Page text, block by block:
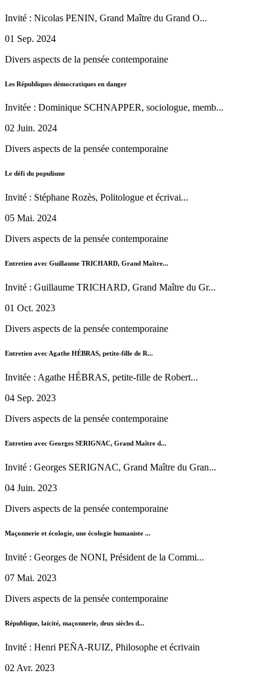
Invité : Nicolas PENIN, Grand Maître du Grand O...
01 Sep. 2024
Divers aspects de la pensée contemporaine
Les Républiques démocratiques en danger
Invitée : Dominique SCHNAPPER, sociologue, memb...
02 Juin. 2024
Divers aspects de la pensée contemporaine
Le défi du populisme
Invité : Stéphane Rozès, Politologue et écrivai...
05 Mai. 2024
Divers aspects de la pensée contemporaine
Entretien avec Guillaume TRICHARD, Grand Maître...
Invité : Guillaume TRICHARD, Grand Maître du Gr...
01 Oct. 2023
Divers aspects de la pensée contemporaine
Entretien avec Agathe HÉBRAS, petite-fille de R...
Invitée : Agathe HÉBRAS, petite-fille de Robert...
04 Sep. 2023
Divers aspects de la pensée contemporaine
Entretien avec Georges SERIGNAC, Grand Maître d...
Invité : Georges SERIGNAC, Grand Maître du Gran...
04 Juin. 2023
Divers aspects de la pensée contemporaine
Maçonnerie et écologie, une écologie humaniste ...
Invité : Georges de NONI, Président de la Commi...
07 Mai. 2023
Divers aspects de la pensée contemporaine
République, laïcité, maçonnerie, deux siècles d...
Invité : Henri PEÑA-RUIZ, Philosophe et écrivain
02 Avr. 2023